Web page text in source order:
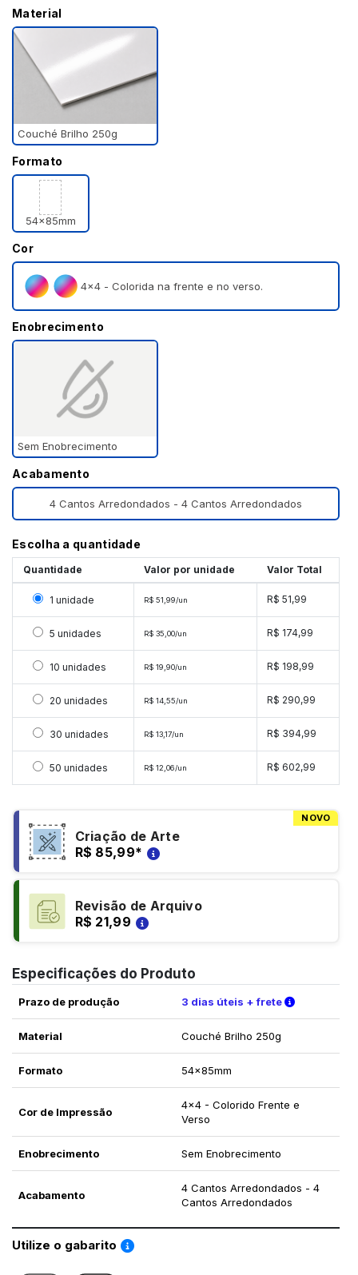
Material
Couché Brilho 250g
Formato
54x85mm
Cor
4×4 - Colorida na frente e no verso.
Enobrecimento
Sem Enobrecimento
Acabamento
4 Cantos Arredondados - 4 Cantos Arredondados
Escolha a quantidade
Quantidade Valor por unidade Valor Total
Selecionar 1 unidade
1 unidade R$ 51,99/un R$ 51,99
Selecionar 5 unidades
5 unidades R$ 35,00/un R$ 174,99
Selecionar 10 unidades
10 unidades R$ 19,90/un R$ 198,99
Selecionar 20 unidades
20 unidades R$ 14,55/un R$ 290,99
Selecionar 30 unidades
30 unidades R$ 13,17/un R$ 394,99
Selecionar 50 unidades
50 unidades R$ 12,06/un R$ 602,99
NOVO
Criação de Arte
R$ 85,99*
Revisão de Arquivo
R$ 21,99
Especificações do Produto
Prazo de produção 3 dias úteis + frete Verifique
Material Couché Brilho 250g
Formato 54x85mm
Cor de Impressão
4x4 - Colorido Frente e
Verso
Enobrecimento Sem Enobrecimento
Acabamento
4 Cantos Arredondados - 4
Cantos Arredondados
Utilize o gabarito Saiba como utilizar os nossos gabaritos